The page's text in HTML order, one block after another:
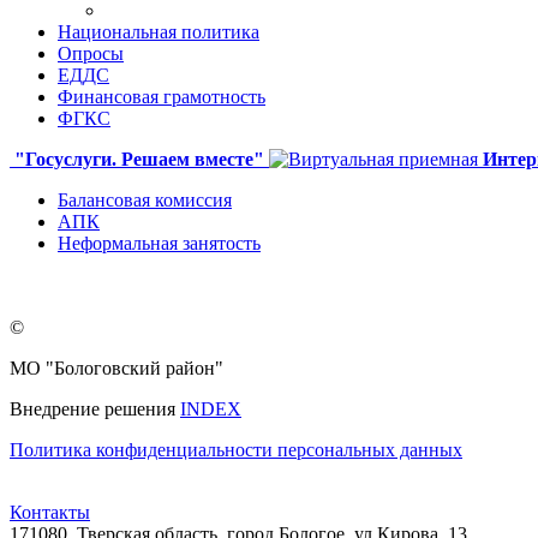
Национальная политика
Опросы
ЕДДС
Финансовая грамотность
ФГКС
"Госуслуги. Решаем вместе"
Балансовая комиссия
АПК
Неформальная занятость
©
МО "Бологовский район"
Внедрение решения INDEX
Политика конфиденциальности персональных данных
Контакты
171080, Тверская область, город Бологое, ул.Кирова, 13